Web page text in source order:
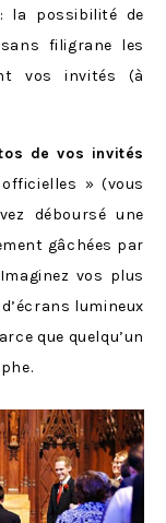
la possibilité de
filigrane les
vos invités (à
de vos invités
» (vous
déboursé une
gâchées par
vos plus
lumineux
que quelqu’un